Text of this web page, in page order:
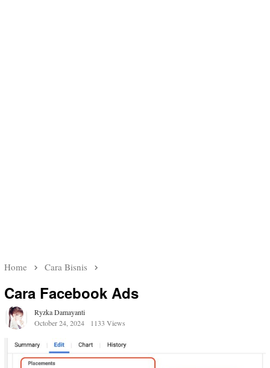
Home Cara Bisnis
Cara Facebook Ads
Ryzka Damayanti
October 24, 2024
1133 Views